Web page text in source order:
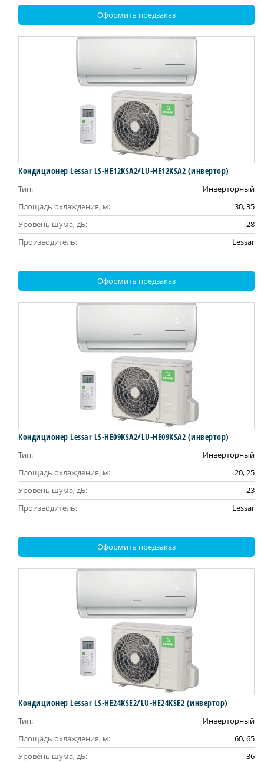
Оформить предзаказ
Кондиционер Lessar LS-HE12KSA2/LU-HE12KSA2 (инвертор)
Тип:
Инверторный
Площадь охлаждения, м:
30, 35
Уровень шума, дБ:
28
Производитель:
Lessar
Оформить предзаказ
Кондиционер Lessar LS-HE09KSA2/LU-HE09KSA2 (инвертор)
Тип:
Инверторный
Площадь охлаждения, м:
20, 25
Уровень шума, дБ:
23
Производитель:
Lessar
Оформить предзаказ
Кондиционер Lessar LS-HE24KSE2/LU-HE24KSE2 (инвертор)
Тип:
Инверторный
Площадь охлаждения, м:
60, 65
Уровень шума, дБ:
36